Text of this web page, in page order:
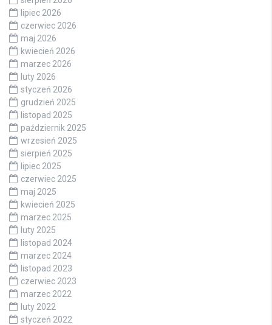
lipiec 2026
czerwiec 2026
maj 2026
kwiecień 2026
marzec 2026
luty 2026
styczeń 2026
grudzień 2025
listopad 2025
październik 2025
wrzesień 2025
sierpień 2025
lipiec 2025
czerwiec 2025
maj 2025
kwiecień 2025
marzec 2025
luty 2025
listopad 2024
marzec 2024
listopad 2023
czerwiec 2023
marzec 2022
luty 2022
styczeń 2022